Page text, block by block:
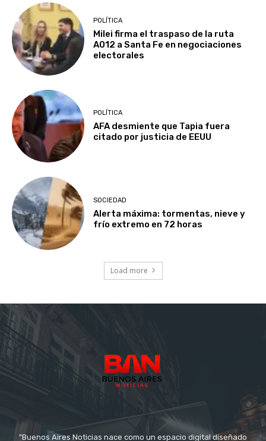
POLÍTICA
Milei firma el traspaso de la ruta
A012 a Santa Fe en negociaciones
electorales
POLÍTICA
AFA desmiente que Tapia fuera
citado por justicia de EEUU
SOCIEDAD
Alerta máxima: tormentas, nieve y
frío extremo en 72 horas
Load more
"Buenos Aires Noticias nace como un espacio digital diseñado